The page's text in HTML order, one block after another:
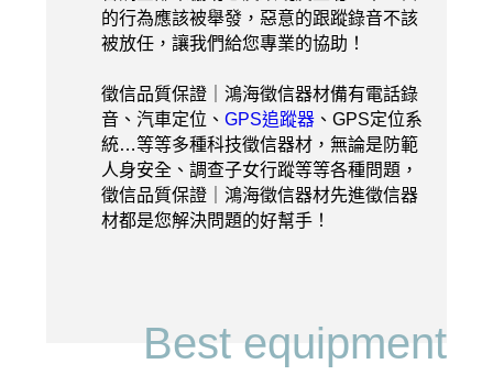
的行為應該被舉發，惡意的跟蹤錄音不該
被放任，讓我們給您專業的協助！
徵信品質保證｜鴻海徵信器材備有電話錄
音、汽車定位、GPS追蹤器 、GPS定位系
統…等等多種科技徵信器材，無論是防範
人身安全、調查子女行蹤等等各種問題，
徵信品質保證｜鴻海徵信器材先進徵信器
材都是您解決問題的好幫手！
Best equipment